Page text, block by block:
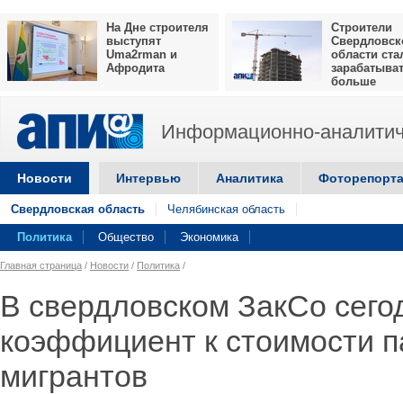
На Дне строителя
выступят
Uma2rman и
Афродита
Строители
области
больше
Информационно-
Новости Интервью Аналитика
Свердловская область Челябинская область
Политика Общество Экономика
Главная страница / Новости / Политика /
В свердловском ЗакСо
коэффициент к стоимости
мигрантов